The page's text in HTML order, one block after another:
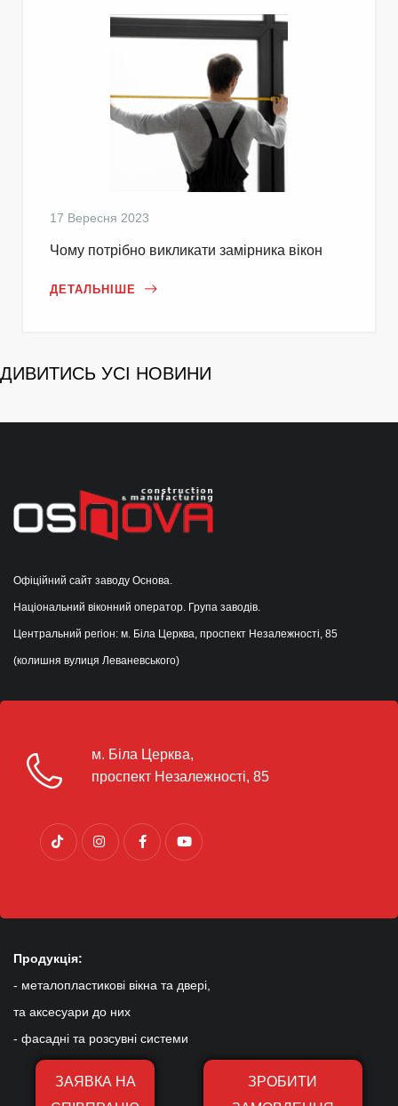
17 Вересня 2023
Чому потрібно викликати замірника вікон
ДЕТАЛЬНІШЕ
ДИВИТИСЬ УСІ НОВИНИ
Офіційний сайт заводу Основа.
Національний віконний оператор. Група заводів.
Центральний регіон: м. Біла Церква, проспект Незалежності, 85
(колишня вулиця Леваневського)
м. Біла Церква,
проспект Незалежності, 85
Продукція:
- металопластикові вікна та двері,
та аксесуари до них
- фасадні та розсувні системи
ЗАЯВКА НА
ЗРОБИТИ